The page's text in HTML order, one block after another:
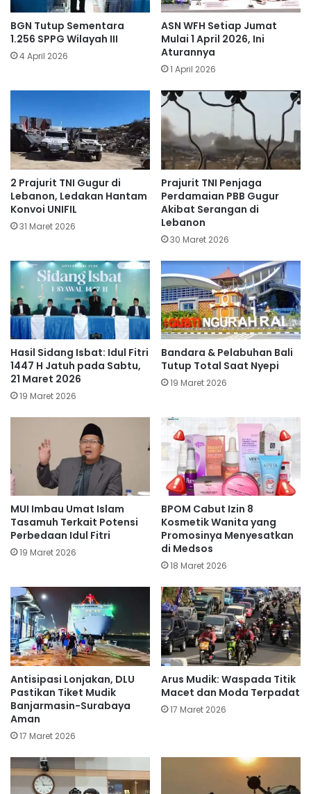
BGN Tutup Sementara
1.256 SPPG Wilayah III
4 April 2026
ASN WFH Setiap Jumat
Mulai 1 April 2026, Ini
Aturannya
1 April 2026
​2 Prajurit TNI Gugur di
Lebanon, Ledakan Hantam
Konvoi UNIFIL
31 Maret 2026
Prajurit TNI Penjaga
Perdamaian PBB Gugur
Akibat Serangan di
Lebanon
30 Maret 2026
Hasil Sidang Isbat: Idul Fitri
1447 H Jatuh pada Sabtu,
21 Maret 2026
19 Maret 2026
Bandara & Pelabuhan Bali
Tutup Total Saat Nyepi
19 Maret 2026
MUI Imbau Umat Islam
Tasamuh Terkait Potensi
Perbedaan Idul Fitri
19 Maret 2026
BPOM Cabut Izin 8
Kosmetik Wanita yang
Promosinya Menyesatkan
di Medsos
18 Maret 2026
Antisipasi Lonjakan, DLU
Pastikan Tiket Mudik
Banjarmasin-Surabaya
Aman
17 Maret 2026
Arus Mudik: Waspada Titik
Macet dan Moda Terpadat
17 Maret 2026